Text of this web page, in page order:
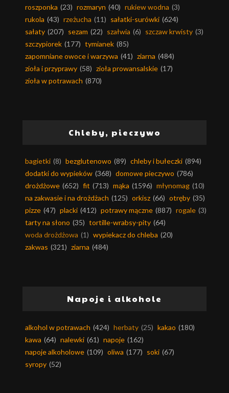
roszponka (23) rozmaryn (40) rukiew wodna (3)
rukola (43) rzeżucha (11) sałatki-surówki (624)
sałaty (207) sezam (22) szałwia (6) szczaw krwisty (3)
szczypiorek (177) tymianek (85)
zapomniane owoce i warzywa (41) ziarna (484)
zioła i przyprawy (58) zioła prowansalskie (17)
zioła w potrawach (870)
Chleby, pieczywo
bagietki (8) bezglutenowo (89) chleby i bułeczki (894)
dodatki do wypieków (368) domowe pieczywo (786)
drożdżowe (652) fit (713) mąka (1596) młynomag (10)
na zakwasie i na drożdżach (125) orkisz (66) otręby (35)
pizze (47) placki (412) potrawy mączne (887) rogale (3)
tarty na słono (35) tortille-wrabsy-pity (64)
woda drożdżowa (1) wypiekacz do chleba (20)
zakwas (321) ziarna (484)
Napoje i alkohole
alkohol w potrawach (424) herbaty (25) kakao (180)
kawa (64) nalewki (61) napoje (162)
napoje alkoholowe (109) oliwa (177) soki (67)
syropy (52)